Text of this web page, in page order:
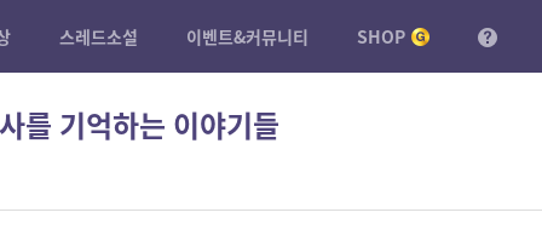
스레드소설 이벤트&커뮤니티 SHOP
를 기억하는 이야기들